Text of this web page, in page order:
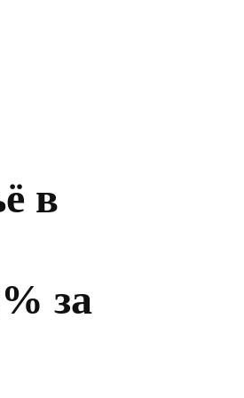
в
за